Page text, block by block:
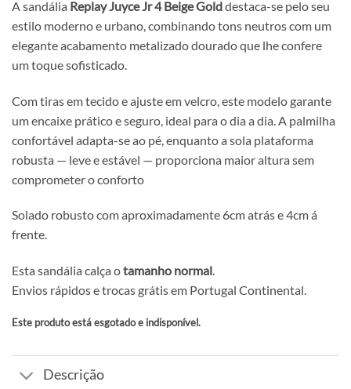
A sandália Replay Juyce Jr 4 Beige Golddestaca-se pelo seu
estilo moderno e urbano, combinando tons neutros com um
elegante acabamento metalizado dourado que lhe confere
um toque sofisticado.
Com tiras em tecido e ajuste em velcro, este modelo garante
um encaixe prático e seguro, ideal para o dia a dia. A palmilha
confortável adapta-se ao pé, enquanto a sola plataforma
robusta — leve e estável — proporciona maior altura sem
comprometer o conforto
Solado robusto com aproximadamente 6cm atrás e 4cm á
frente.
Esta sandália calça otamanho normal.
Envios rápidos e trocas grátis em Portugal Continental.
Este produto está esgotado e indisponível.
Alternative:
Descrição